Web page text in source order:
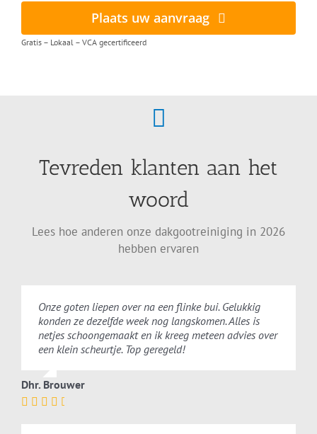
Plaats uw aanvraag
Gratis – Lokaal – VCA gecertificeerd
Tevreden klanten aan het
woord
Lees hoe anderen onze dakgootreiniging in 2026
hebben ervaren
Onze goten liepen over na een flinke bui. Gelukkig
konden ze dezelfde week nog langskomen. Alles is
netjes schoongemaakt en ik kreeg meteen advies over
een klein scheurtje. Top geregeld!
Dhr. Brouwer